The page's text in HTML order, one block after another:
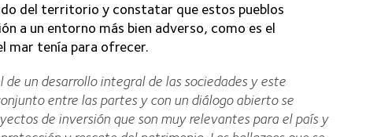
del territorio y constatar que estos pueblos
a un entorno más bien adverso, como es el
mar tenía para ofrecer.
un desarrollo integral de las sociedades y este
entre las partes y con un diálogo abierto se
de inversión que son muy relevantes para el país y